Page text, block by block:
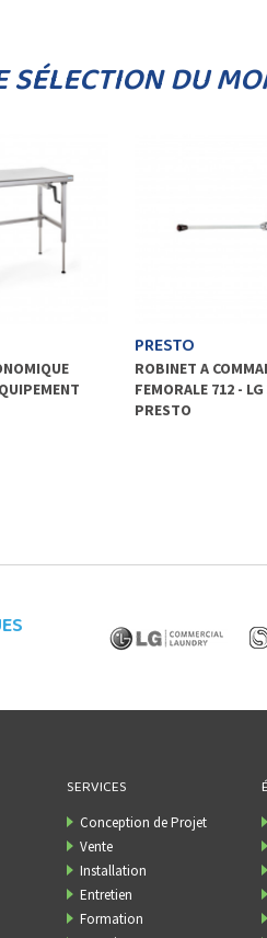
SÉLECTION DU
PRESTO
ROBINET A
FEMORALE 712 -
PRESTO
SERVICES
Conception de Projet
Vente
Installation
Entretien
Formation